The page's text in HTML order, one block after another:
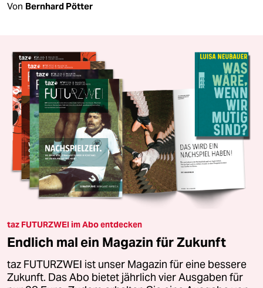
Von Bernhard Pötter
taz FUTURZWEI im Abo entdecken
Endlich mal ein Magazin für Zukunft
taz FUTURZWEI ist unser Magazin für eine bessere
Zukunft. Das Abo bietet jährlich vier Ausgaben für